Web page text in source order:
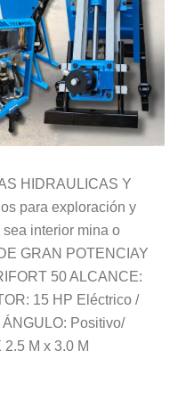
HIDRAULICAS Y
para exploración y
interior mina o
GRAN POTENCIAY
50 ALCANCE:
15 HP Eléctrico /
Positivo/
M x 3.0 M